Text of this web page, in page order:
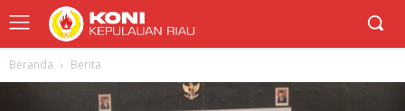
Beranda Berita